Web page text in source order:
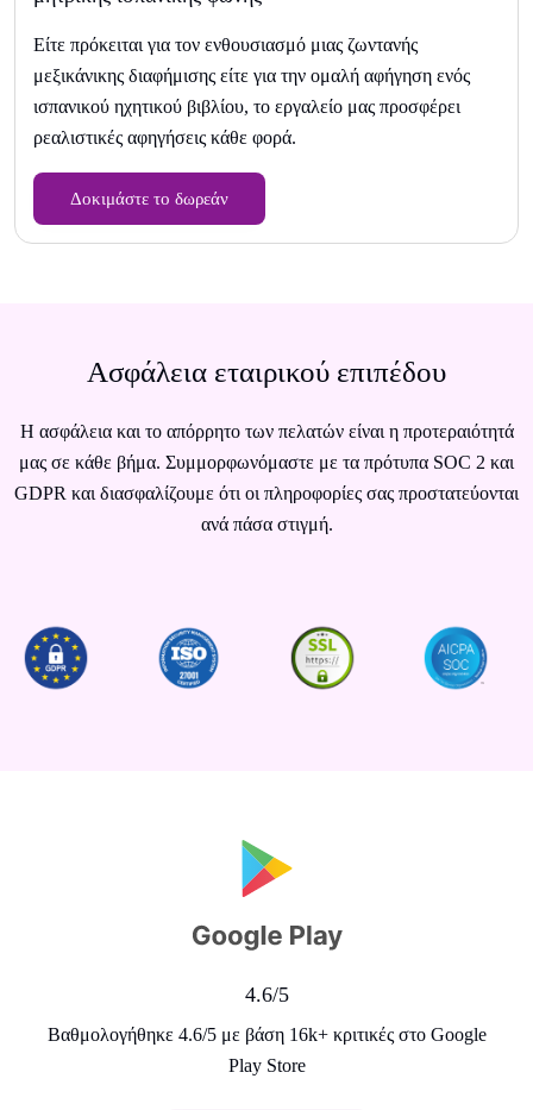
Είτε πρόκειται για τον ενθουσιασμό μιας ζωντανής
μεξικάνικης διαφήμισης είτε για την ομαλή αφήγηση ενός
ισπανικού ηχητικού βιβλίου, το εργαλείο μας προσφέρει
ρεαλιστικές αφηγήσεις κάθε φορά.
Δοκιμάστε το δωρεάν
Ασφάλεια εταιρικού επιπέδου
Η ασφάλεια και το απόρρητο των πελατών είναι η προτεραιότητά
μας σε κάθε βήμα. Συμμορφωνόμαστε με τα πρότυπα SOC 2 και
GDPR και διασφαλίζουμε ότι οι πληροφορίες σας προστατεύονται
ανά πάσα στιγμή.
4.6/5
Βαθμολογήθηκε 4.6/5 με βάση 16k+ κριτικές στο Google
Play Store